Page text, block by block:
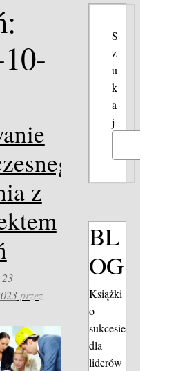
z
23
przez
S
z
u
k
a
j
BL
OG
Książki
o
sukcesie
dla
liderów